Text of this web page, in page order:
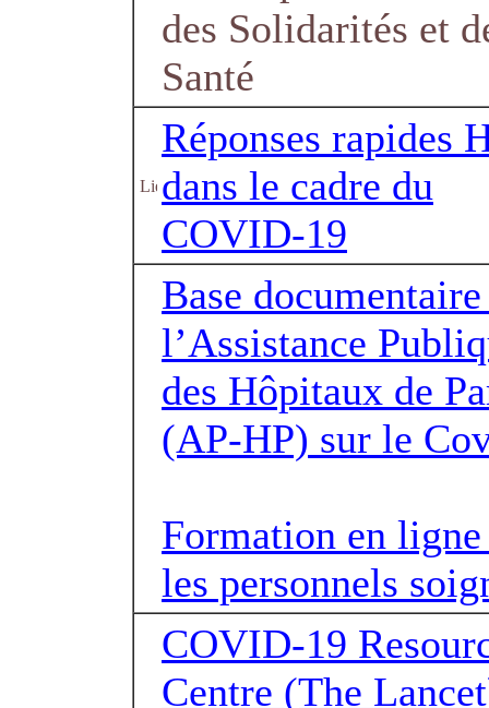
des Solidarités et
Santé
Réponses rapides
dans le cadre du
COVID-19
Base
l’Assistance
des Hôpitaux de
(AP-HP) sur le
Formation en
les personnels
COVID-19
Centre (The